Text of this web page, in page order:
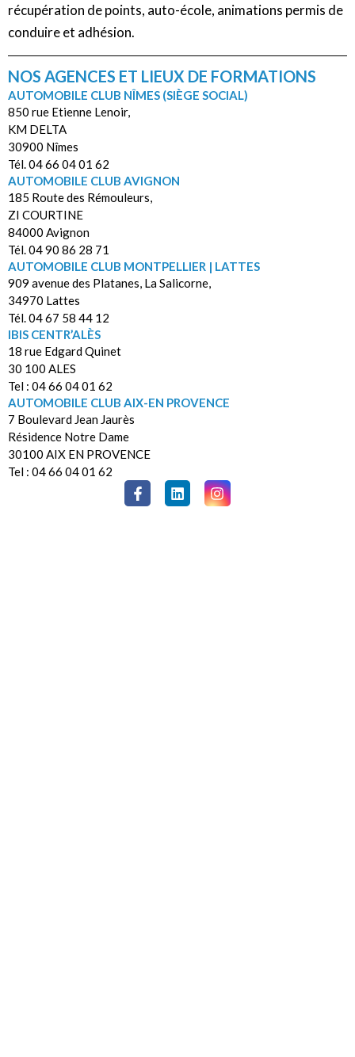
récupération de points, auto-école, animations permis de
conduire et adhésion.
NOS AGENCES ET LIEUX DE FORMATIONS
AUTOMOBILE CLUB NÎMES (SIÈGE SOCIAL)
850 rue Etienne Lenoir,
KM DELTA
30900 Nîmes
Tél. 04 66 04 01 62
AUTOMOBILE CLUB AVIGNON
185 Route des Rémouleurs,
ZI COURTINE
84000 Avignon
Tél. 04 90 86 28 71
AUTOMOBILE CLUB MONTPELLIER | LATTES
909 avenue des Platanes, La Salicorne,
34970 Lattes
Tél. 04 67 58 44 12
IBIS CENTR’ALÈS
18 rue Edgard Quinet
30 100 ALES
Tel : 04 66 04 01 62
AUTOMOBILE CLUB AIX-EN PROVENCE
7 Boulevard Jean Jaurès
Résidence Notre Dame
30100 AIX EN PROVENCE
Tel : 04 66 04 01 62